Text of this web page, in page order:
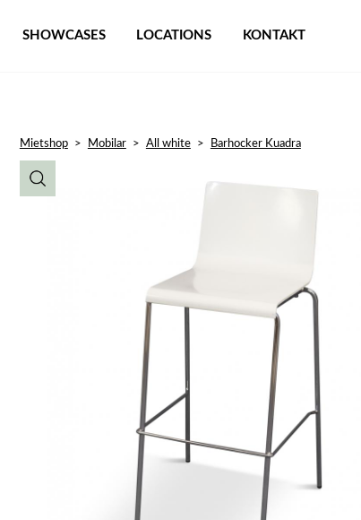
SHOWCASES LOCATIONS KONTAKT
Mietshop > Mobilar > All white > Barhocker Kuadra